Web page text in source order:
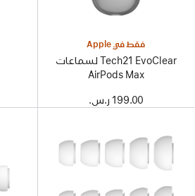
فقط في Apple
Tech21 EvoClear لسماعات
AirPods Max
199.00 ر.س.‏